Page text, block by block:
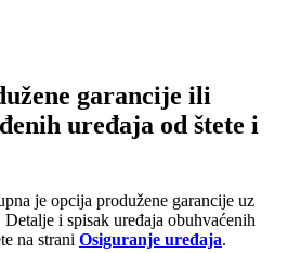
garancije ili
uređaja od štete i
je opcija produžene garancije uz
i spisak uređaja obuhvaćenih
na strani Osiguranje uređaja.